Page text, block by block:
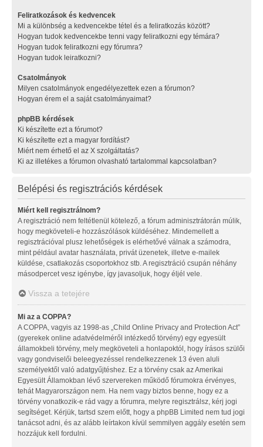
Feliratkozások és kedvencek
Mi a különbség a kedvencekbe tétel és a feliratkozás között?
Hogyan tudok kedvencekbe tenni vagy feliratkozni egy témára?
Hogyan tudok feliratkozni egy fórumra?
Hogyan tudok leiratkozni?
Csatolmányok
Milyen csatolmányok engedélyezettek ezen a fórumon?
Hogyan érem el a saját csatolmányaimat?
phpBB kérdések
Ki készítette ezt a fórumot?
Ki készítette ezt a magyar fordítást?
Miért nem érhető el az X szolgáltatás?
Ki az illetékes a fórumon olvasható tartalommal kapcsolatban?
Belépési és regisztrációs kérdések
Miért kell regisztrálnom?
A regisztráció nem feltétlenül kötelező, a fórum adminisztrátorán múlik,
hogy megköveteli-e hozzászólások küldéséhez. Mindemellett a
regisztrációval plusz lehetőségek is elérhetővé válnak a számodra,
mint például avatar használata, privát üzenetek, illetve e-mailek
küldése, csatlakozás csoportokhoz stb. A regisztráció csupán néhány
másodpercet vesz igénybe, így javasoljuk, hogy éljél vele.
Vissza a tetejére
Mi az a COPPA?
A COPPA, vagyis az 1998-as „Child Online Privacy and Protection Act”
(gyerekek online adatvédelméről intézkedő törvény) egy egyesült
államokbeli törvény, mely megköveteli a honlapoktól, hogy írásos szülői
vagy gondviselői beleegyezéssel rendelkezzenek 13 éven aluli
személyektől való adatgyűjtéshez. Ez a törvény csak az Amerikai
Egyesült Államokban lévő szervereken működő fórumokra érvényes,
tehát Magyarországon nem. Ha nem vagy biztos benne, hogy ez a
törvény vonatkozik-e rád vagy a fórumra, melyre regisztrálsz, kérj jogi
segítséget. Kérjük, tartsd szem előtt, hogy a phpBB Limited nem tud jogi
tanácsot adni, és az alább leírtakon kívül semmilyen aggály esetén sem
hozzájuk kell fordulni.